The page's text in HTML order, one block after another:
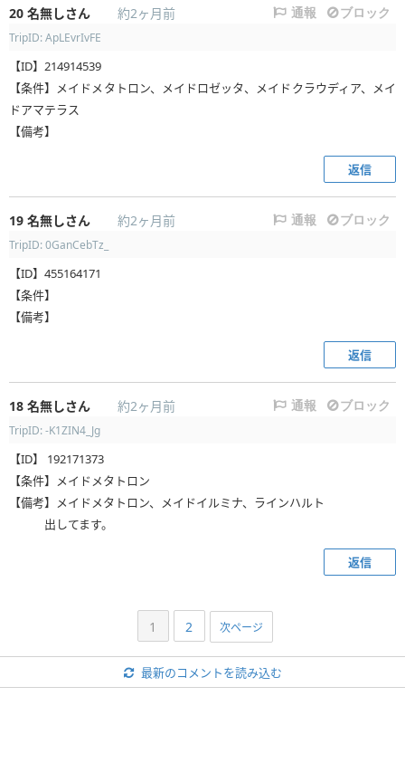
20 名無しさん 約2ヶ月前 通報 ブロック
TripID: ApLEvrIvFE
【ID】214914539
【条件】メイドメタトロン、メイドロゼッタ、メイドクラウディア、メイ
ドアマテラス
【備考】
返信
19 名無しさん 約2ヶ月前 通報 ブロック
TripID: 0GanCebTz_
【ID】455164171
【条件】
【備考】
返信
18 名無しさん 約2ヶ月前 通報 ブロック
TripID: -K1ZIN4_Jg
【ID】 192171373
【条件】メイドメタトロン
【備考】メイドメタトロン、メイドイルミナ、ラインハルト
出してます。
返信
1 2 次ページ
最新のコメントを読み込む